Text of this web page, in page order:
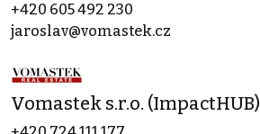
+420 605 492 230
jaroslav@vomastek.cz
Vomastek s.r.o. (ImpactHUB)